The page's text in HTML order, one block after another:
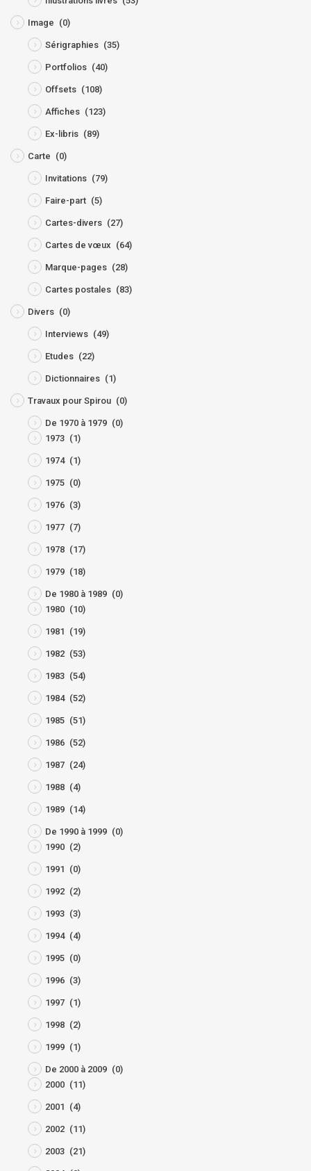
Image (0)
Sérigraphies (35)
Portfolios (40)
Offsets (108)
Affiches (123)
Ex-libris (89)
Carte (0)
Invitations (79)
Faire-part (5)
Cartes-divers (27)
Cartes de vœux (64)
Marque-pages (28)
Cartes postales (83)
Divers (0)
Interviews (49)
Etudes (22)
Dictionnaires (1)
Travaux pour Spirou (0)
De 1970 à 1979 (0)
1973 (1)
1974 (1)
1975 (0)
1976 (3)
1977 (7)
1978 (17)
1979 (18)
De 1980 à 1989 (0)
1980 (10)
1981 (19)
1982 (53)
1983 (54)
1984 (52)
1985 (51)
1986 (52)
1987 (24)
1988 (4)
1989 (14)
De 1990 à 1999 (0)
1990 (2)
1991 (0)
1992 (2)
1993 (3)
1994 (4)
1995 (0)
1996 (3)
1997 (1)
1998 (2)
1999 (1)
De 2000 à 2009 (0)
2000 (11)
2001 (4)
2002 (11)
2003 (21)